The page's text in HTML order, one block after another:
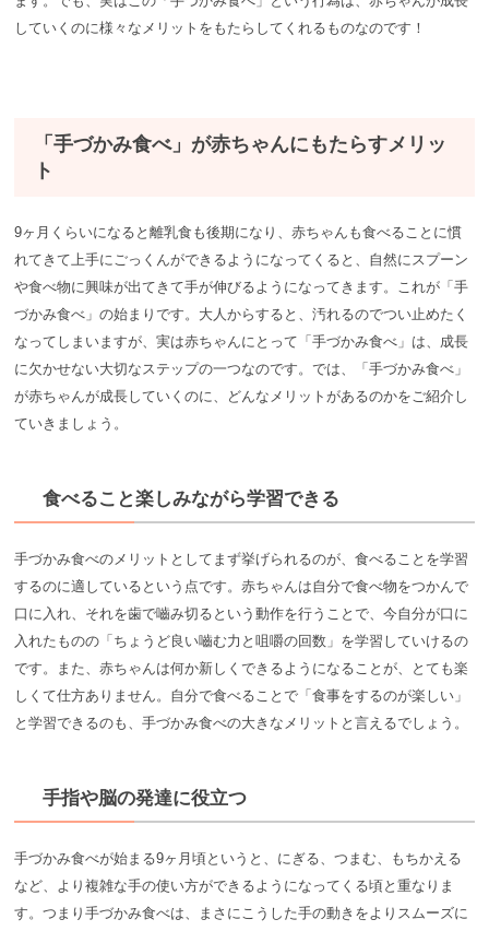
していくのに様々なメリットをもたらしてくれるものなのです！
「手づかみ食べ」が赤ちゃんにもたらすメリッ
ト
9ヶ月くらいになると離乳食も後期になり、赤ちゃんも食べることに慣
れてきて上手にごっくんができるようになってくると、自然にスプーン
や食べ物に興味が出てきて手が伸びるようになってきます。これが「手
づかみ食べ」の始まりです。大人からすると、汚れるのでつい止めたく
なってしまいますが、実は赤ちゃんにとって「手づかみ食べ」は、成長
に欠かせない大切なステップの一つなのです。では、「手づかみ食べ」
が赤ちゃんが成長していくのに、どんなメリットがあるのかをご紹介し
ていきましょう。
食べること楽しみながら学習できる
手づかみ食べのメリットとしてまず挙げられるのが、食べることを学習
するのに適しているという点です。赤ちゃんは自分で食べ物をつかんで
口に入れ、それを歯で嚙み切るという動作を行うことで、今自分が口に
入れたものの「ちょうど良い嚙む力と咀嚼の回数」を学習していけるの
です。また、赤ちゃんは何か新しくできるようになることが、とても楽
しくて仕方ありません。自分で食べることで「食事をするのが楽しい」
と学習できるのも、手づかみ食べの大きなメリットと言えるでしょう。
手指や脳の発達に役立つ
手づかみ食べが始まる9ヶ月頃というと、にぎる、つまむ、もちかえる
など、より複雑な手の使い方ができるようになってくる頃と重なりま
す。つまり手づかみ食べは、まさにこうした手の動きをよりスムーズに